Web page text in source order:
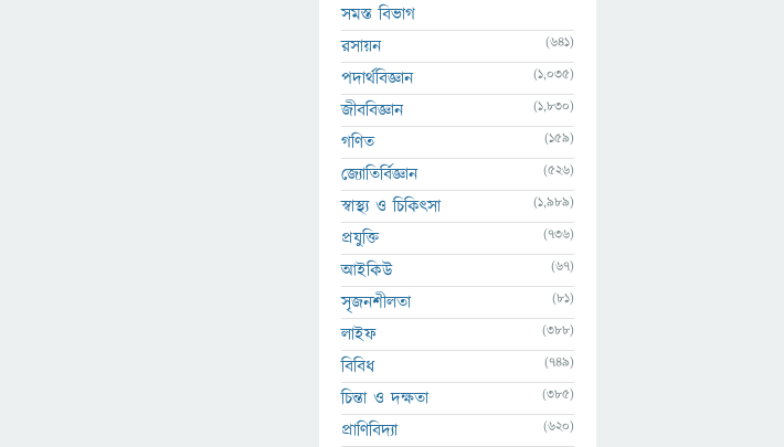
সমস্ত বিভাগ
রসায়ন
(641)
পদার্থবিজ্ঞান (1,035)
জীববিজ্ঞান (1,830)
গণিত (159)
জ্যোতির্বিজ্ঞান (526)
স্বাস্থ্য ও চিকিৎসা (1,989)
প্রযুক্তি (736)
আইকিউ (67)
সৃজনশীলতা (81)
লাইফ (388)
বিবিধ (749)
চিন্তা ও দক্ষতা (385)
প্রাণিবিদ্যা (620)